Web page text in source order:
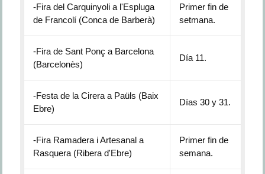
-Fira del Carquinyoli a l'Espluga
de Francolí (Conca de Barberà)
Primer fin de
setmana.
-Fira de Sant Ponç a Barcelona
(Barcelonès)
Día 11.
-Festa de la Cirera a Paüls (Baix
Ebre)
Días 30 y 31.
-Fira Ramadera i Artesanal a
Rasquera (Ribera d'Ebre)
Primer fin de
semana.